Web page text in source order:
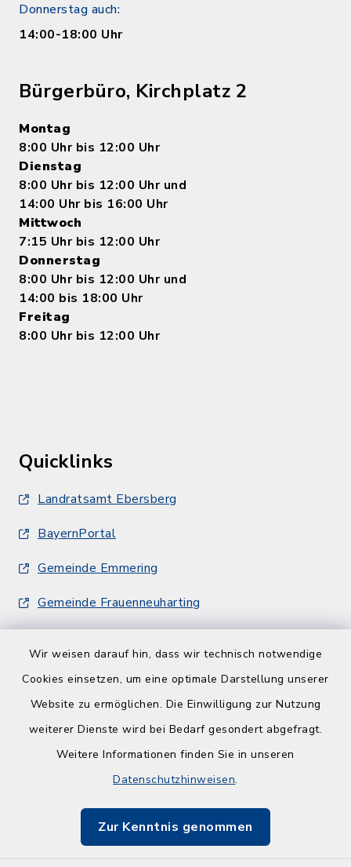
Wir weisen darauf hin, dass wir technisch notwendige
Cookies einsetzen, um eine optimale Darstellung unserer
Website zu ermöglichen. Die Einwilligung zur Nutzung
weiterer Dienste wird bei Bedarf gesondert abgefragt.
Weitere Informationen finden Sie in unseren
Datenschutzhinweisen.
Zur Kenntnis genommen
Donnerstag auch:
14:00-18:00 Uhr
Bürgerbüro, Kirchplatz 2
Montag
8:00 Uhr bis 12:00 Uhr
Dienstag
8:00 Uhr bis 12:00 Uhr und
14:00 Uhr bis 16:00 Uhr
Mittwoch
7:15 Uhr bis 12:00 Uhr
Donnerstag
8:00 Uhr bis 12:00 Uhr und
14:00 bis 18:00 Uhr
Freitag
8:00 Uhr bis 12:00 Uhr
Quicklinks
Landratsamt Ebersberg
BayernPortal
Gemeinde Emmering
Gemeinde Frauenneuharting
Barrierefreiheit
Impressum